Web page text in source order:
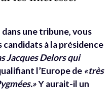
une tribune, vous
candidats à la présidence
Jacques Delors qui
l’Europe de «très
Y aurait-il un